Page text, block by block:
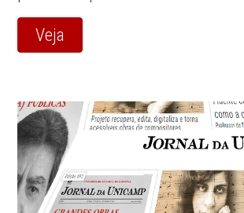
Veja